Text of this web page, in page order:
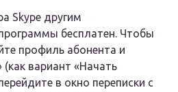
Skype другим
бесплатен. Чтобы
профиль абонента и
вариант «Начать
в окно переписки с